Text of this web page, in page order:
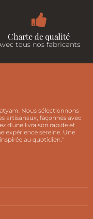
Charte de qualité
tous nos fabricants
Nous sélectionnons
artisanaux, façonnés avec
d'une livraison rapide et
expérience sereine. Une
au quotidien."